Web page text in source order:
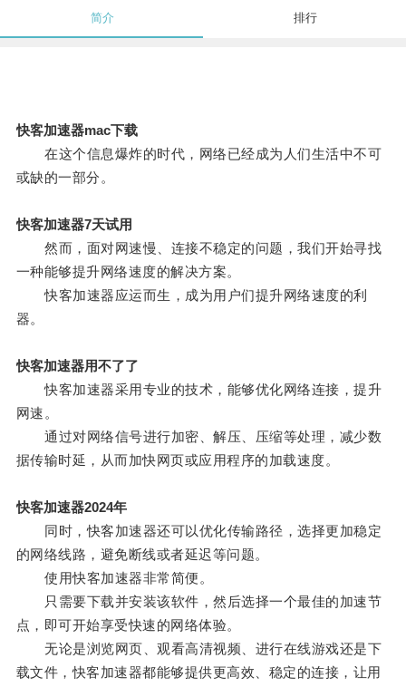
简介 排行
快客加速器mac下载
在这个信息爆炸的时代，网络已经成为人们生活中不可
或缺的一部分。
快客加速器7天试用
然而，面对网速慢、连接不稳定的问题，我们开始寻找
一种能够提升网络速度的解决方案。
快客加速器应运而生，成为用户们提升网络速度的利
器。
快客加速器用不了了
快客加速器采用专业的技术，能够优化网络连接，提升
网速。
通过对网络信号进行加密、解压、压缩等处理，减少数
据传输时延，从而加快网页或应用程序的加载速度。
快客加速器2024年
同时，快客加速器还可以优化传输路径，选择更加稳定
的网络线路，避免断线或者延迟等问题。
使用快客加速器非常简便。
只需要下载并安装该软件，然后选择一个最佳的加速节
点，即可开始享受快速的网络体验。
无论是浏览网页、观看高清视频、进行在线游戏还是下
载文件，快客加速器都能够提供更高效、稳定的连接，让用